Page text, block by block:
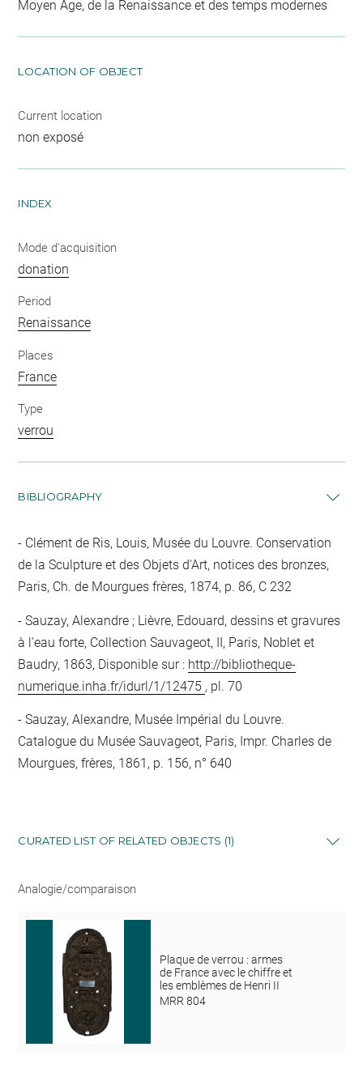
Moyen Age, de la Renaissance et des temps modernes
LOCATION OF OBJECT
Current location
non exposé
INDEX
Mode d'acquisition
donation
Period
Renaissance
Places
France
Type
verrou
BIBLIOGRAPHY
Clément de Ris, Louis, Musée du Louvre. Conservation
de la Sculpture et des Objets d'Art, notices des bronzes,
Paris, Ch. de Mourgues frères, 1874, p. 86, C 232
Sauzay, Alexandre ; Lièvre, Edouard, dessins et gravures
à l'eau forte, Collection Sauvageot, II, Paris, Noblet et
Baudry, 1863, Disponible sur : http://bibliotheque-
numerique.inha.fr/idurl/1/12475 , pl. 70
Sauzay, Alexandre, Musée Impérial du Louvre.
Catalogue du Musée Sauvageot, Paris, Impr. Charles de
Mourgues, frères, 1861, p. 156, n° 640
CURATED LIST OF RELATED OBJECTS (1)
Analogie/comparaison
Plaque de verrou : armes
de France avec le chiffre et
les emblèmes de Henri II
MRR 804